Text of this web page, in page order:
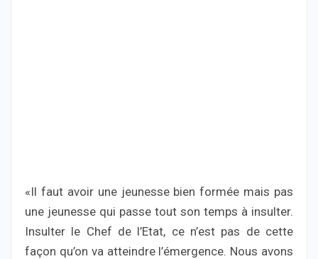
«Il faut avoir une jeunesse bien formée mais pas
une jeunesse qui passe tout son temps à insulter.
Insulter le Chef de l’Etat, ce n’est pas de cette
façon qu’on va atteindre l’émergence. Nous avons